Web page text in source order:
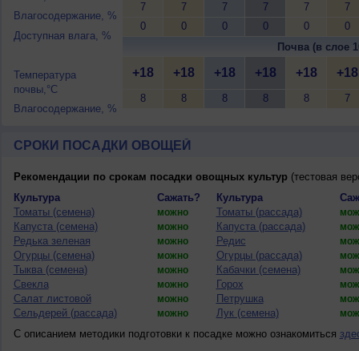
Влагосодержание, %
Доступная влага, %
Температура
почвы,°C
Влагосодержание, %
7
0
7
0
7
0
7
0
7
0
7
0
Почва (в слое
+18
8
+18
8
+18
8
+18
8
+18
8
+18
7
СРОКИ ПОСАДКИ ОВОЩЕЙ
Рекомендации по срокам посадки овощных культур(тестовая
Культура
Сажать? Культура
Томаты (семена)
можно Томаты (рассада)
Капуста (семена) можно Капуста (рассада)
Редька зеленая можно Редис
Огурцы (семена) можно Огурцы (рассада)
Тыква (семена) можно Кабачки (семена)
Свекла можно Горох
Салат листовой можно Петрушка
Сельдерей (рассада) можно Лук (семена)
С описанием методики подготовки к посадке можно ознакомиться